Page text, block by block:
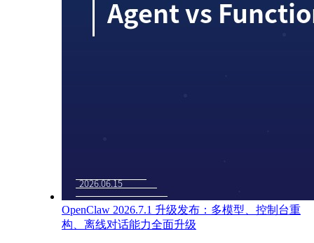
OpenClaw 2026.7.1 升级发布：多模型、控制台重
构、离线对话能力全面升级